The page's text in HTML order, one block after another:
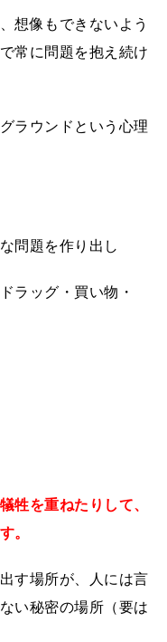
想像もできないよう
常に問題を抱え続け
ラウンドという心理
問題を作り出し
ラッグ・買い物・
牲を重ねたりして、
。
す場所が、人には言
い秘密の場所（要は